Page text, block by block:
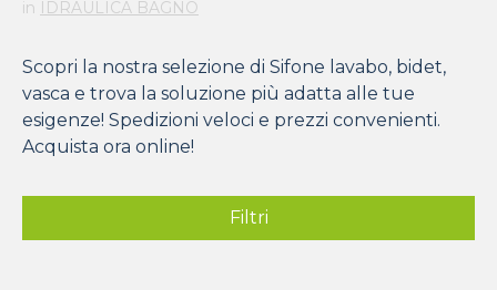
in IDRAULICA BAGNO
Scopri la nostra selezione di Sifone lavabo, bidet,
vasca e trova la soluzione più adatta alle tue
esigenze! Spedizioni veloci e prezzi convenienti.
Acquista ora online!
Filtri